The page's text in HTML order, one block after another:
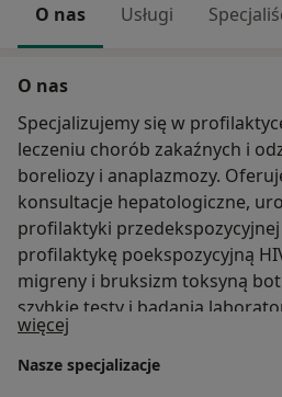
O nas Usługi
O nas
Specjalizujemy się w
leczeniu chorób zakaźnych i odzwierzęcych, w tym
boreliozy i anaplazmozy.
konsultacje hepatologiczne,
profilaktyki przedekspozycyjnej
profilaktykę poekspozycyjną
migreny i bruksizm toksyną
szybkie testy i badania
Realizujemy szczepienia, m. in.
WZW B, wściekliźnie,
więcej
Nasze specjalizacje